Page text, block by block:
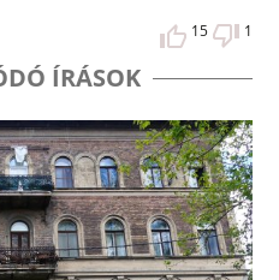
15 1
ÍRÁSOK